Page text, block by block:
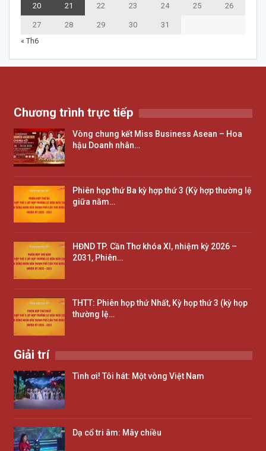
20 21 22 23 24 25 26
27 28 29 30
31
« Th6
Chương trình trực tiếp
Vòng chung kết Miss Business Asean – Hoa
hậu Doanh nhân…
Phiên họp thứ Ba kỳ hợp thứ 3 (Kỳ hợp thường lệ
giữa năm…
HĐND TP. Cần Thơ khóa XI, nhiệm kỳ 2026 –
2031, Phiên…
THTT: Phiên họp thứ Nhất, Kỳ họp thứ 3 (kỳ họp
thường lệ…
Giải trí
Tình ơi! Tôi hát: Một vòng Việt Nam
Dạ cổ tri âm: Mây chiều